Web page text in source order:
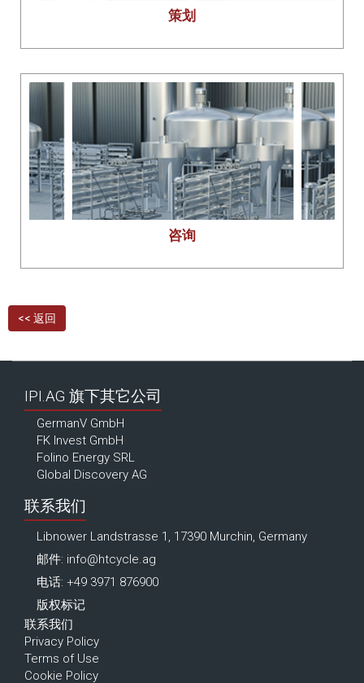
策划
咨询
<< 返回
IPI.AG 旗下其它公司
GermanV GmbH
FK Invest GmbH
Folino Energy SRL
Global Discovery AG
联系我们
Libnower Landstrasse 1, 17390 Murchin, Germany
邮件: info@htcycle.ag
电话: +49 3971 876900
版权标记
联系我们
Privacy Policy
Terms of Use
Cookie Policy